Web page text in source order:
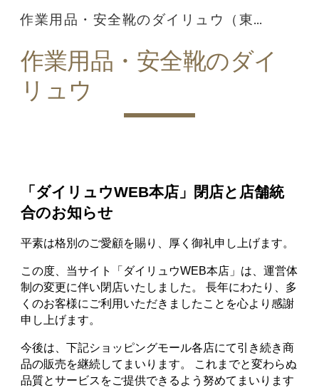
Skip to main content Skip to navigation
作業用品・安全靴のダイリュウ（東京）
作業用品・安全靴のダイ
リュウ
「ダイリュウWEB本店」閉店と店舗統
合のお知らせ
平素は格別のご愛顧を賜り、厚く御礼申し上げます。
この度、当サイト「ダイリュウWEB本店」は、運営体
制の変更に伴い閉店いたしました。 長年にわたり、多
くのお客様にご利用いただきましたことを心より感謝
申し上げます。
今後は、下記ショッピングモール各店にて引き続き商
品の販売を継続してまいります。 これまでと変わらぬ
品質とサービスをご提供できるよう努めてまいります